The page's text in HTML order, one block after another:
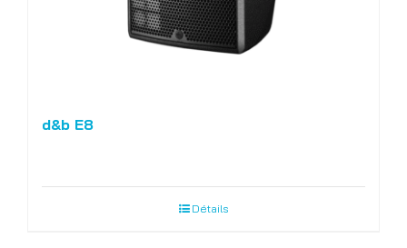
d&b E8
Détails